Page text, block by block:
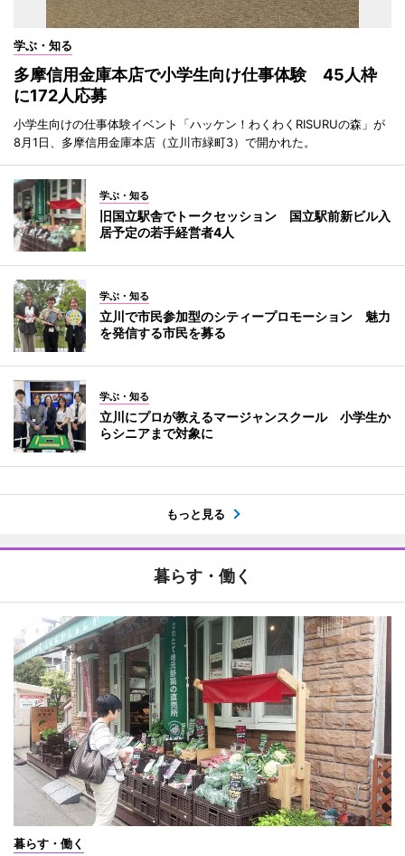
学ぶ・知る
多摩信用金庫本店で小学生向け仕事体験 45人枠
に172人応募
小学生向けの仕事体験イベント「ハッケン！わくわくRISURUの森」が
8月1日、多摩信用金庫本店（立川市緑町3）で開かれた。
学ぶ・知る
旧国立駅舎でトークセッション 国立駅前新ビル入
居予定の若手経営者4人
学ぶ・知る
立川で市民参加型のシティープロモーション 魅力
を発信する市民を募る
学ぶ・知る
立川にプロが教えるマージャンスクール 小学生か
らシニアまで対象に
もっと見る
暮らす・働く
暮らす・働く